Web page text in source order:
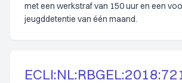
met een werkstraf van 150 uur en een
jeugddetentie van één maand.